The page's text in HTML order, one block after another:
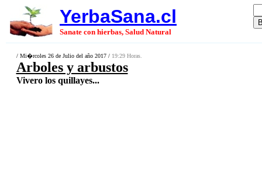
YerbaSana.cl
Sanate con hierbas, Salud Natural
/ Mi�rcoles 26 de Julio del año 2017 / 19:29 Horas.
Arboles y arbustos
Vivero los quillayes...